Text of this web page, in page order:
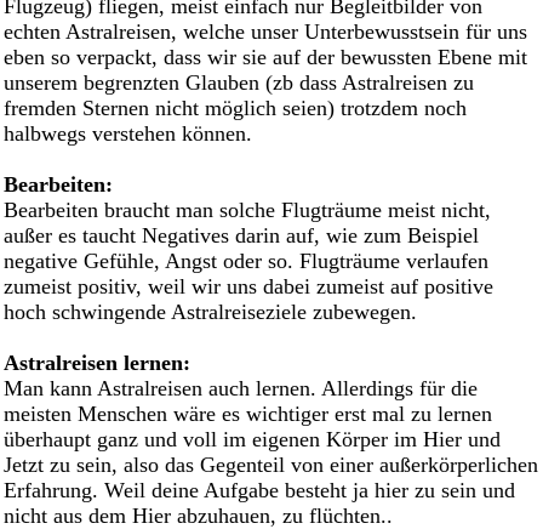
Flugzeug) fliegen, meist einfach nur Begleitbilder von
echten Astralreisen, welche unser Unterbewusstsein für uns
eben so verpackt, dass wir sie auf der bewussten Ebene mit
unserem begrenzten Glauben (zb dass Astralreisen zu
fremden Sternen nicht möglich seien) trotzdem noch
halbwegs verstehen können.
Bearbeiten:
Bearbeiten braucht man solche Flugträume meist nicht,
außer es taucht Negatives darin auf, wie zum Beispiel
negative Gefühle, Angst oder so. Flugträume verlaufen
zumeist positiv, weil wir uns dabei zumeist auf positive
hoch schwingende Astralreiseziele zubewegen.
Astralreisen lernen:
Man kann Astralreisen auch lernen. Allerdings für die
meisten Menschen wäre es wichtiger erst mal zu lernen
überhaupt ganz und voll im eigenen Körper im Hier und
Jetzt zu sein, also das Gegenteil von einer außerkörperlichen
Erfahrung. Weil deine Aufgabe besteht ja hier zu sein und
nicht aus dem Hier abzuhauen, zu flüchten..